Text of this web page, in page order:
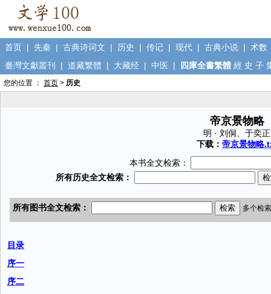
首页 | 先秦 | 古典诗词文 | 历史 | 传记 | 现代 | 古典小说 | 术数
臺灣文獻叢刊
| 道藏繁體 | 大藏经 | 中医 | 四庫全書繁體 經 史 子
您的位置 ： 首页 > 历史
帝京景物略
明 · 刘侗、于奕正
下载： 帝京景物略
本书全文检索：
目录
序一
序二